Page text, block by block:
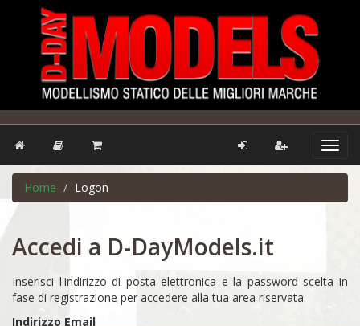
Home
Logon
Accedi a D-DayModels.it
Inserisci l'indirizzo di posta elettronica e la password scelta in
fase di registrazione per accedere alla tua area riservata.
Indirizzo Email